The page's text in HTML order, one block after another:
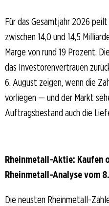
Für das Gesamtjahr 2026
zwischen 14,0 und 14,5
Marge von rund 19 Prozent.
das Investorenvertrauen
6. August zeigen, wenn die
vorliegen — und der Markt
Auftragsbestand auch die
Rheinmetall-Aktie: Kaufen
Rheinmetall-Analyse vom
Die neusten Rheinmetall-